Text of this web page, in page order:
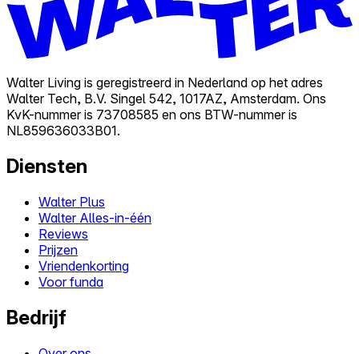
Walter Living is geregistreerd in Nederland op het adres
Walter Tech, B.V. Singel 542, 1017AZ, Amsterdam. Ons
KvK-nummer is 73708585 en ons BTW-nummer is
NL859636033B01.
Diensten
Walter Plus
Walter Alles-in-één
Reviews
Prijzen
Vriendenkorting
Voor funda
Bedrijf